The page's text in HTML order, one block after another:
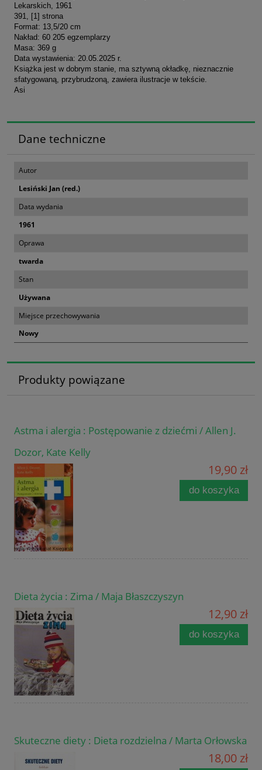
Lekarskich, 1961
391, [1] strona
Format: 13,5/20 cm
Nakład: 60 205 egzemplarzy
Masa: 369 g
Data wystawienia: 20.05.2025 r.
Książka jest w dobrym stanie, ma sztywną okładkę, nieznacznie
sfatygowaną, przybrudzoną, zawiera ilustracje w tekście.
Asi
Dane techniczne
Autor
Lesiński Jan (red.)
Data wydania
1961
Oprawa
twarda
Stan
Używana
Miejsce przechowywania
Nowy
Produkty powiązane
Astma i alergia : Postępowanie z dziećmi / Allen J.
Dozor, Kate Kelly
19,90 zł
do koszyka
Dieta życia : Zima / Maja Błaszczyszyn
12,90 zł
do koszyka
Skuteczne diety : Dieta rozdzielna / Marta Orłowska
18,00 zł